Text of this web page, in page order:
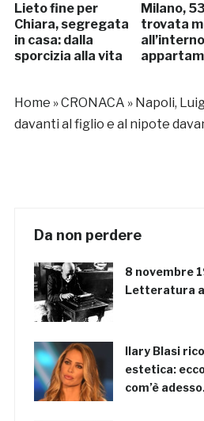
Lieto fine per
Chiara, segregata
in casa: dalla
sporcizia alla vita
Milano,
trovata
Home »CRONACA » Napoli,
davanti al figlio e al nipote
Da non perdere
8 novembre
Letteratura
Ilary Blasi
estetica:
com’è